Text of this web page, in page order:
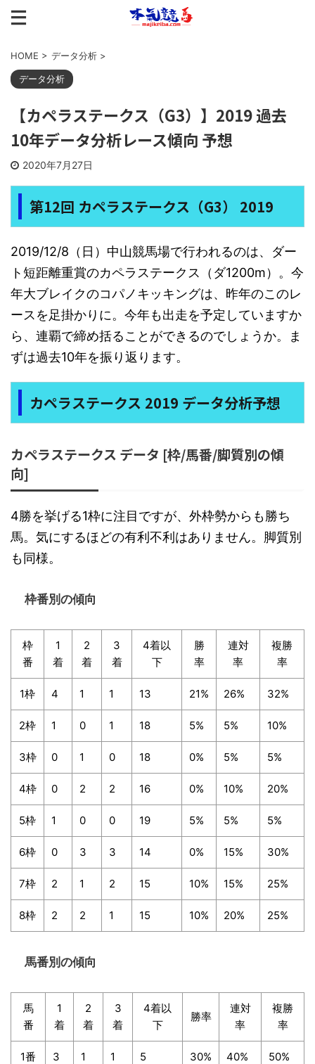
HOME > データ分析 >
データ分析
【カペラステークス（G3）】2019 過去
10年データ分析レース傾向 予想
2020年7月27日
第12回 カペラステークス（G3） 2019
2019/12/8（日）中山競馬場で行われるのは、ダー
ト短距離重賞のカペラステークス（ダ1200m）。今
年大ブレイクのコパノキッキングは、昨年のこのレ
ースを足掛かりに。今年も出走を予定していますか
ら、連覇で締め括ることができるのでしょうか。ま
ずは過去10年を振り返ります。
カペラステークス 2019 データ分析予想
カペラステークス データ [枠/馬番/脚質別の傾
向]
4勝を挙げる1枠に注目ですが、外枠勢からも勝ち
馬。気にするほどの有利不利はありません。脚質別
も同様。
枠番別の傾向
枠
番
1
着
2
着
3
着
4着以
下
勝
率
連対
率
複勝
率
1枠 4 1 1 13 21% 26% 32%
2枠 1 0 1 18 5% 5% 10%
3枠 0 1 0 18 0% 5% 5%
4枠 0 2 2 16 0% 10% 20%
5枠 1 0 0 19 5% 5% 5%
6枠 0 3 3 14 0% 15% 30%
7枠 2 1 2 15 10% 15% 25%
8枠 2 2 1 15 10% 20% 25%
馬番別の傾向
馬
番
1
着
2
着
3
着
4着以
下
勝率
連対
率
複勝
率
1番 3 1 1 5 30% 40% 50%